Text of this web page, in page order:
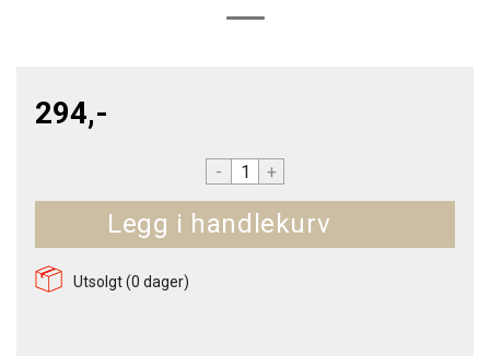
294,-
- +
Utsolgt (0 dager)